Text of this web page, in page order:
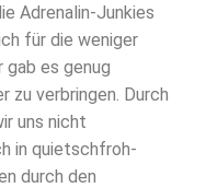
Adrenalin-Junkies
für die weniger
es genug
zu verbringen. Durch
uns nicht
in quietschfroh-
durch den